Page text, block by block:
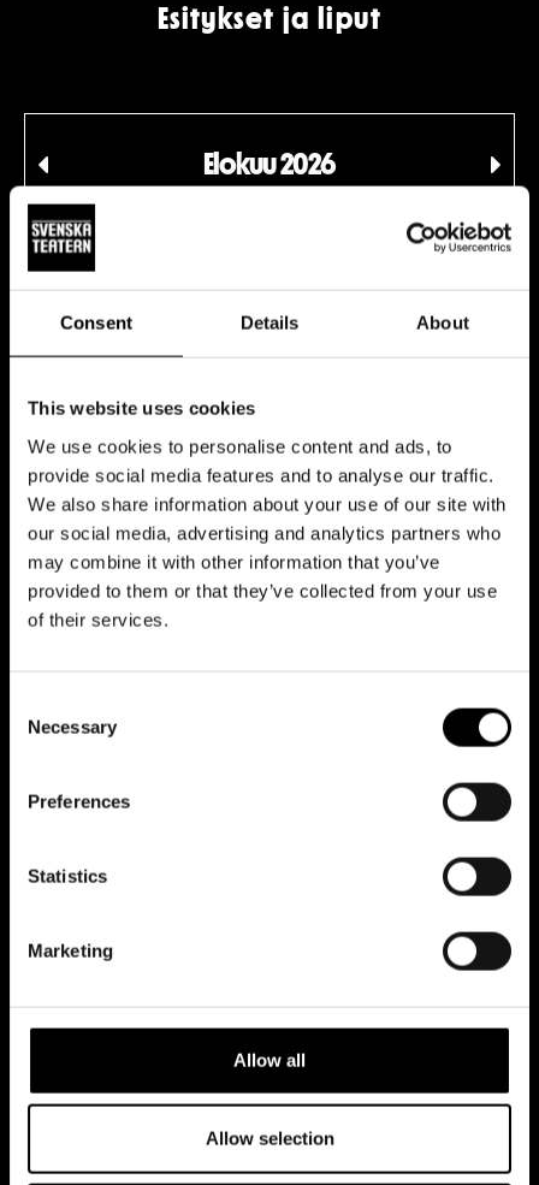
Consent Details About
This website uses cookies
We use cookies to personalise content and ads, to
provide social media features and to analyse our traffic.
We also share information about your use of our site with
our social media, advertising and analytics partners who
may combine it with other information that you’ve
provided to them or that they’ve collected from your use
of their services.
Selection
Necessary
Preferences
Statistics
Marketing
Allow all
Allow selection
Esitykset ja liput
Edellinen
kuukausi
Elokuu 2026
MA LA SU
10 11 12 13 14 15
17 18 19 20 21 22 23
24 25 26 27 28 29 30
KLO 19:30